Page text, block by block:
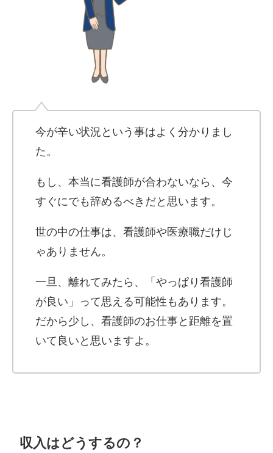
今が辛い状況という事はよく分かりまし
た。
もし、本当に看護師が合わないなら、今
すぐにでも辞めるべきだと思います。
世の中の仕事は、看護師や医療職だけじ
ゃありません。
一旦、離れてみたら、「やっぱり看護師
が良い」って思える可能性もあります。
だから少し、看護師のお仕事と距離を置
いて良いと思いますよ。
収入はどうするの？